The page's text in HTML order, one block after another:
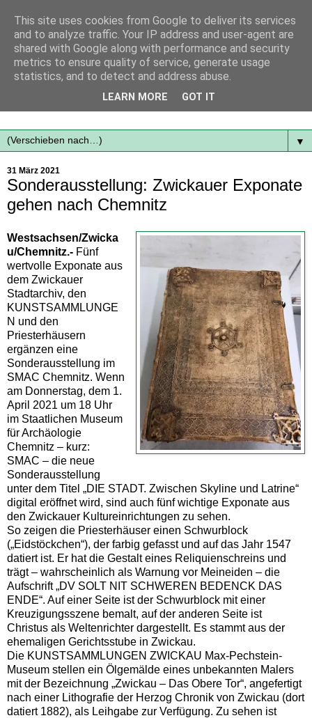
Mit frischen Themen aus der Region immer auf dem
▼
31 März 2021
Sonderausstellung: Zwickauer Exponate
gehen nach Chemnitz
Westsachsen/Zwicka
u/Chemnitz.- Fünf
wertvolle Exponate aus
dem Zwickauer
Stadtarchiv, den
KUNSTSAMMLUNGE
N und den
Priesterhäusern
ergänzen eine
Sonderausstellung im
SMAC Chemnitz. Wenn
am Donnerstag, dem 1.
April 2021 um 18 Uhr
im Staatlichen Museum
für Archäologie
Chemnitz – kurz:
SMAC – die neue
Sonderausstellung
unter dem Titel „DIE STADT. Zwischen Skyline und Latrine“
digital eröffnet wird, sind auch fünf wichtige Exponate aus
den Zwickauer Kultureinrichtungen zu sehen.
So zeigen die Priesterhäuser einen Schwurblock
(„Eidstöckchen“), der farbig gefasst und auf das Jahr 1547
datiert ist. Er hat die Gestalt eines Reliquienschreins und
trägt – wahrscheinlich als Warnung vor Meineiden – die
Aufschrift „DV SOLT NIT SCHWEREN BEDENCK DAS
ENDE“. Auf einer Seite ist der Schwurblock mit einer
Kreuzigungsszene bemalt, auf der anderen Seite ist
Christus als Weltenrichter dargestellt. Es stammt aus der
ehemaligen Gerichtsstube in Zwickau.
Die KUNSTSAMMLUNGEN ZWICKAU Max-Pechstein-
Museum stellen ein Ölgemälde eines unbekannten Malers
mit der Bezeichnung „Zwickau – Das Obere Tor“, angefertigt
nach einer Lithografie der Herzog Chronik von Zwickau (dort
datiert 1882), als Leihgabe zur Verfügung. Zu sehen ist
This site uses cookies from Google to deliver its services
and to analyze traffic. Your IP address and user-agent are
shared with Google along with performance and security
metrics to ensure quality of service, generate usage
statistics, and to detect and address abuse.
LEARN MORE GOT IT